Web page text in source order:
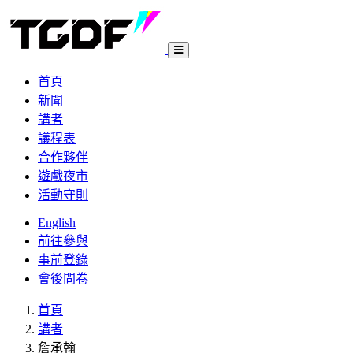
首頁
新聞
講者
議程表
合作夥伴
遊戲夜市
活動守則
English
前往參與
事前登錄
會後問卷
首頁
講者
詹承翰